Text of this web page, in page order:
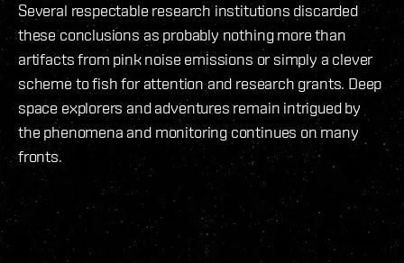
Several respectable research institutions discarded
these conclusions as probably nothing more than
artifacts from pink noise emissions or simply a clever
scheme to fish for attention and research grants. Deep
space explorers and adventures remain intrigued by
the phenomena and monitoring continues on many
fronts.